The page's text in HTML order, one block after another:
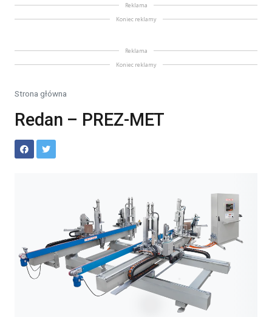
Reklama
Koniec reklamy
Reklama
Koniec reklamy
Strona główna
Redan – PREZ-MET